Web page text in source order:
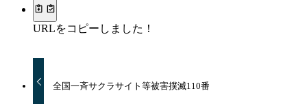
URLをコピーしました！
全国一斉サクラサイト等被害撲滅110番